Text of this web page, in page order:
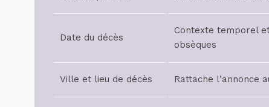
Date du décès
Contexte temporel
obsèques
Ville et lieu de décès Rattache l’annonce